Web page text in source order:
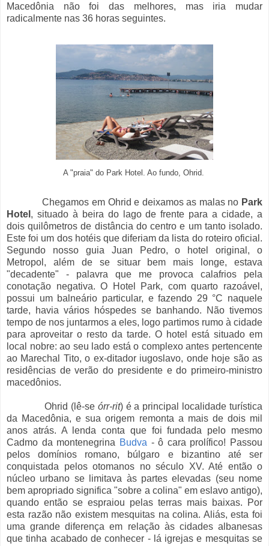
Macedônia não foi das melhores, mas iria mudar
radicalmente nas 36 horas seguintes.
A "praia" do Park Hotel. Ao fundo, Ohrid.
Chegamos em Ohrid e deixamos as malas no Park
Hotel , situado à beira do lago de frente para a cidade, a
dois quilômetros de distância do centro e um tanto isolado.
Este foi um dos hotéis que diferiam da lista do roteiro oficial.
Segundo nosso guia Juan Pedro, o hotel original, o
Metropol, além de se situar bem mais longe, estava
"decadente" - palavra que me provoca calafrios pela
conotação negativa. O Hotel Park, com quarto razoável,
possui um balneário particular, e fazendo 29 °C naquele
tarde, havia vários hóspedes se banhando. Não tivemos
tempo de nos juntarmos a eles, logo partimos rumo à cidade
para aproveitar o resto da tarde. O hotel está situado em
local nobre: ao seu lado está o complexo antes pertencente
ao Marechal Tito, o ex-ditador iugoslavo, onde hoje são as
residências de verão do presidente e do primeiro-ministro
macedônios.
Ohrid (lê-se órr-rit) é a principal localidade turística
da Macedônia, e sua origem remonta a mais de dois mil
anos atrás. A lenda conta que foi fundada pelo mesmo
Cadmo da montenegrina Budva- ô cara prolífico! Passou
pelos domínios romano, búlgaro e bizantino até ser
conquistada pelos otomanos no século XV. Até então o
núcleo urbano se limitava às partes elevadas (seu nome
bem apropriado significa "sobre a colina" em eslavo antigo),
quando então se espraiou pelas terras mais baixas. Por
esta razão não existem mesquitas na colina. Aliás, esta foi
uma grande diferença em relação às cidades albanesas
que tinha acabado de conhecer - lá igrejas e mesquitas se